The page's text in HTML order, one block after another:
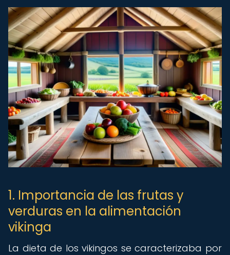
1. Importancia de las frutas y
verduras en la alimentación
vikinga
La dieta de los vikingos se caracterizaba por